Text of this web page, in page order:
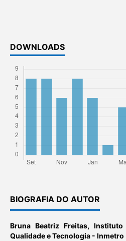
DOWNLOADS
BIOGRAFIA DO AUTOR
Bruna Beatriz Freitas, Instituto
Qualidade e Tecnologia - Inmetro